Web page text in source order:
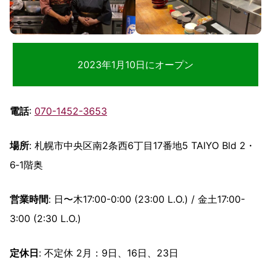
2023年1月10日にオープン
電話: 070-1452-3653
場所: 札幌市中央区南2条西6丁目17番地5 TAIYO Bld 2・
6‐1階奥
営業時間: 日〜木17:00-0:00 (23:00 L.O.) / 金土17:00-
3:00 (2:30 L.O.)
定休日: 不定休 2月：9日、16日、23日